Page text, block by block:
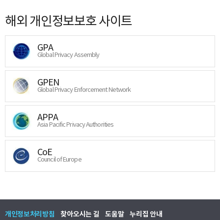
해외 개인정보보호 사이트
GPA
Global Privacy Assembly
GPEN
Global Privacy Enforcement Network
APPA
Asia Pacific Privacy Authorities
CoE
Council of Europe
개인정보처리방침 찾아오시는 길 도움말 누리집 안내